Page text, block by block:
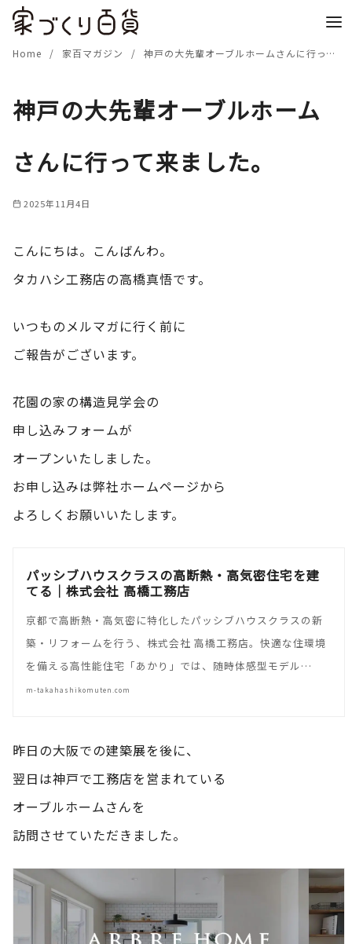
Home 家百マガジン 神戸の大先輩オーブルホームさんに行って来ました。
神戸の大先輩オーブルホーム
さんに行って来ました。
2025年11月4日
こんにちは。こんばんわ。
タカハシ工務店の高橋真悟です。
いつものメルマガに行く前に
ご報告がございます。
花園の家の構造見学会の
申し込みフォームが
オープンいたしました。
お申し込みは弊社ホームページから
よろしくお願いいたします。
パッシブハウスクラスの高断熱・高気密住宅を建
てる｜株式会社 高橋工務店
京都で高断熱・高気密に特化したパッシブハウスクラスの新
築・リフォームを行う、株式会社 高橋工務店。快適な住環境
を備える高性能住宅「あかり」では、随時体感型モデル…
m-takahashikomuten.com
昨日の大阪での建築展を後に、
翌日は神戸で工務店を営まれている
オーブルホームさんを
訪問させていただきました。